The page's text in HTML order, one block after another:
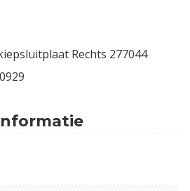
Rechts 277044